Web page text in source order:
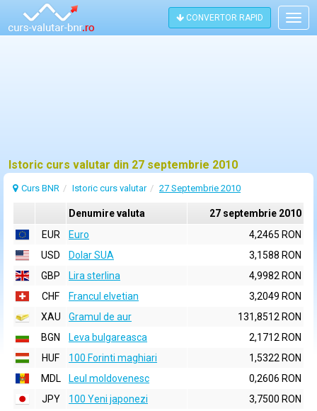
CONVERTOR RAPID
Istoric curs valutar din 27 septembrie 2010
Curs BNR Istoric curs valutar 27 Septembrie 2010
Denumire valuta
27 septembrie 2010
EUR
Euro
4,2465 RON
USD
Dolar SUA
3,1588 RON
GBP
Lira sterlina
4,9982 RON
CHF
Francul elvetian
3,2049 RON
XAU
Gramul de aur
131,8512 RON
BGN
Leva bulgareasca
2,1712 RON
HUF
100 Forinti maghiari
1,5322 RON
MDL
Leul moldovenesc
0,2606 RON
JPY
100 Yeni japonezi
3,7500 RON